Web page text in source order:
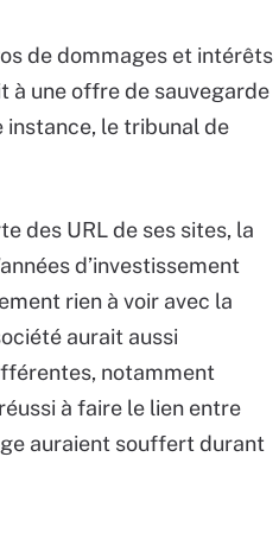
de dommages et intérêts
à une offre de sauvegarde
instance, le tribunal de
des URL de ses sites, la
d’investissement
rien à voir avec la
aurait aussi
notamment
à faire le lien entre
auraient souffert durant